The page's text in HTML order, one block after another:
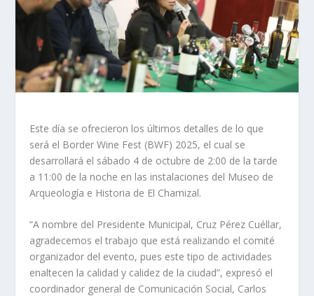
Este día se ofrecieron los últimos detalles de lo que
será el Border Wine Fest (BWF) 2025, el cual se
desarrollará el sábado 4 de octubre de 2:00 de la tarde
a 11:00 de la noche en las instalaciones del Museo de
Arqueología e Historia de El Chamizal.
“A nombre del Presidente Municipal, Cruz Pérez Cuéllar,
agradecemos el trabajo que está realizando el comité
organizador del evento, pues este tipo de actividades
enaltecen la calidad y calidez de la ciudad”, expresó el
coordinador general de Comunicación Social, Carlos